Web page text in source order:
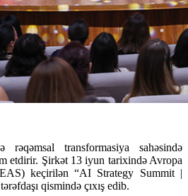
transformasiya sahəsində
etdirir. Şirkət 13 iyun tarixində Avropa
keçirilən “AI Strategy Summit |
qismində çıxış edib.